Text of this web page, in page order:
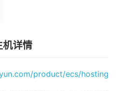
机详情
product/ecs/hosting